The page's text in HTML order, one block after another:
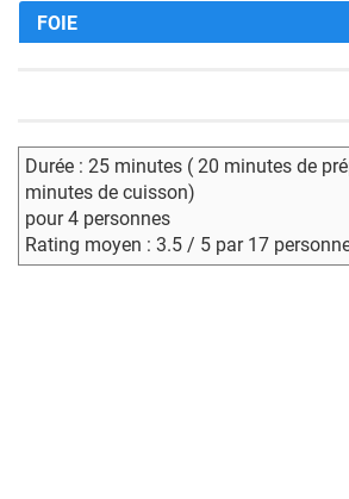
FOIE
Durée : 25 minutes ( 20 minutes de
minutes de cuisson)
pour 4 personnes
Rating moyen : 3.5 / 5 par 17